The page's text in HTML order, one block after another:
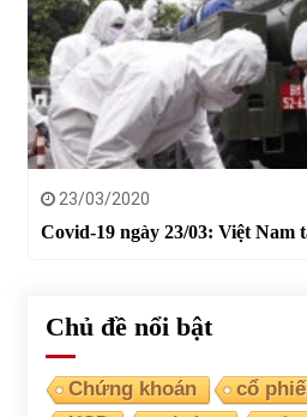
23/03/2020
Covid-19 ngày 23/03: Việt Nam
Chủ đề nổi bật
Chứng khoán cổ